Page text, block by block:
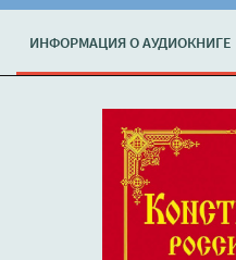
ИНФОРМАЦИЯ О АУДИОКНИГЕ